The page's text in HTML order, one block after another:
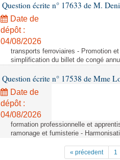
Question écrite n° 17633 de M.
Date de
dépôt :
04/08/2026
transports ferroviaires - Promotion
simplification du billet de congé
Question écrite n° 17538 de Mme
Date de
dépôt :
04/08/2026
formation professionnelle et
ramonage et fumisterie -
« précedent 1